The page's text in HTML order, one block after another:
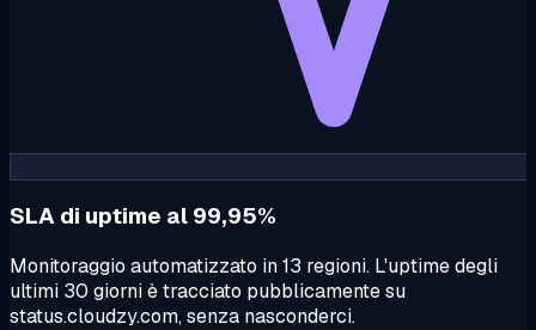
SLA di uptime al 99,95%
Monitoraggio automatizzato in 13 regioni. L'uptime degli
ultimi 30 giorni è tracciato pubblicamente su
status.cloudzy.com, senza nasconderci.